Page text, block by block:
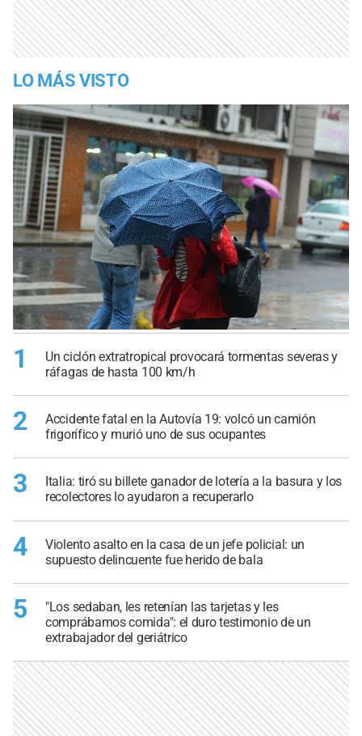
LO MÁS VISTO
1
Un ciclón extratropical provocará tormentas severas y
ráfagas de hasta 100 km/h
2
Accidente fatal en la Autovía 19: volcó un camión
frigorífico y murió uno de sus ocupantes
3
Italia: tiró su billete ganador de lotería a la basura y los
recolectores lo ayudaron a recuperarlo
4
Violento asalto en la casa de un jefe policial: un
supuesto delincuente fue herido de bala
5
"Los sedaban, les retenían las tarjetas y les
comprábamos comida": el duro testimonio de un
extrabajador del geriátrico